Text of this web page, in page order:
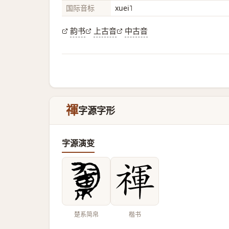
国际音标 xuei˥
韵书 上古音 中古音
禈字源字形
字源演变
楚系简帛 楷书